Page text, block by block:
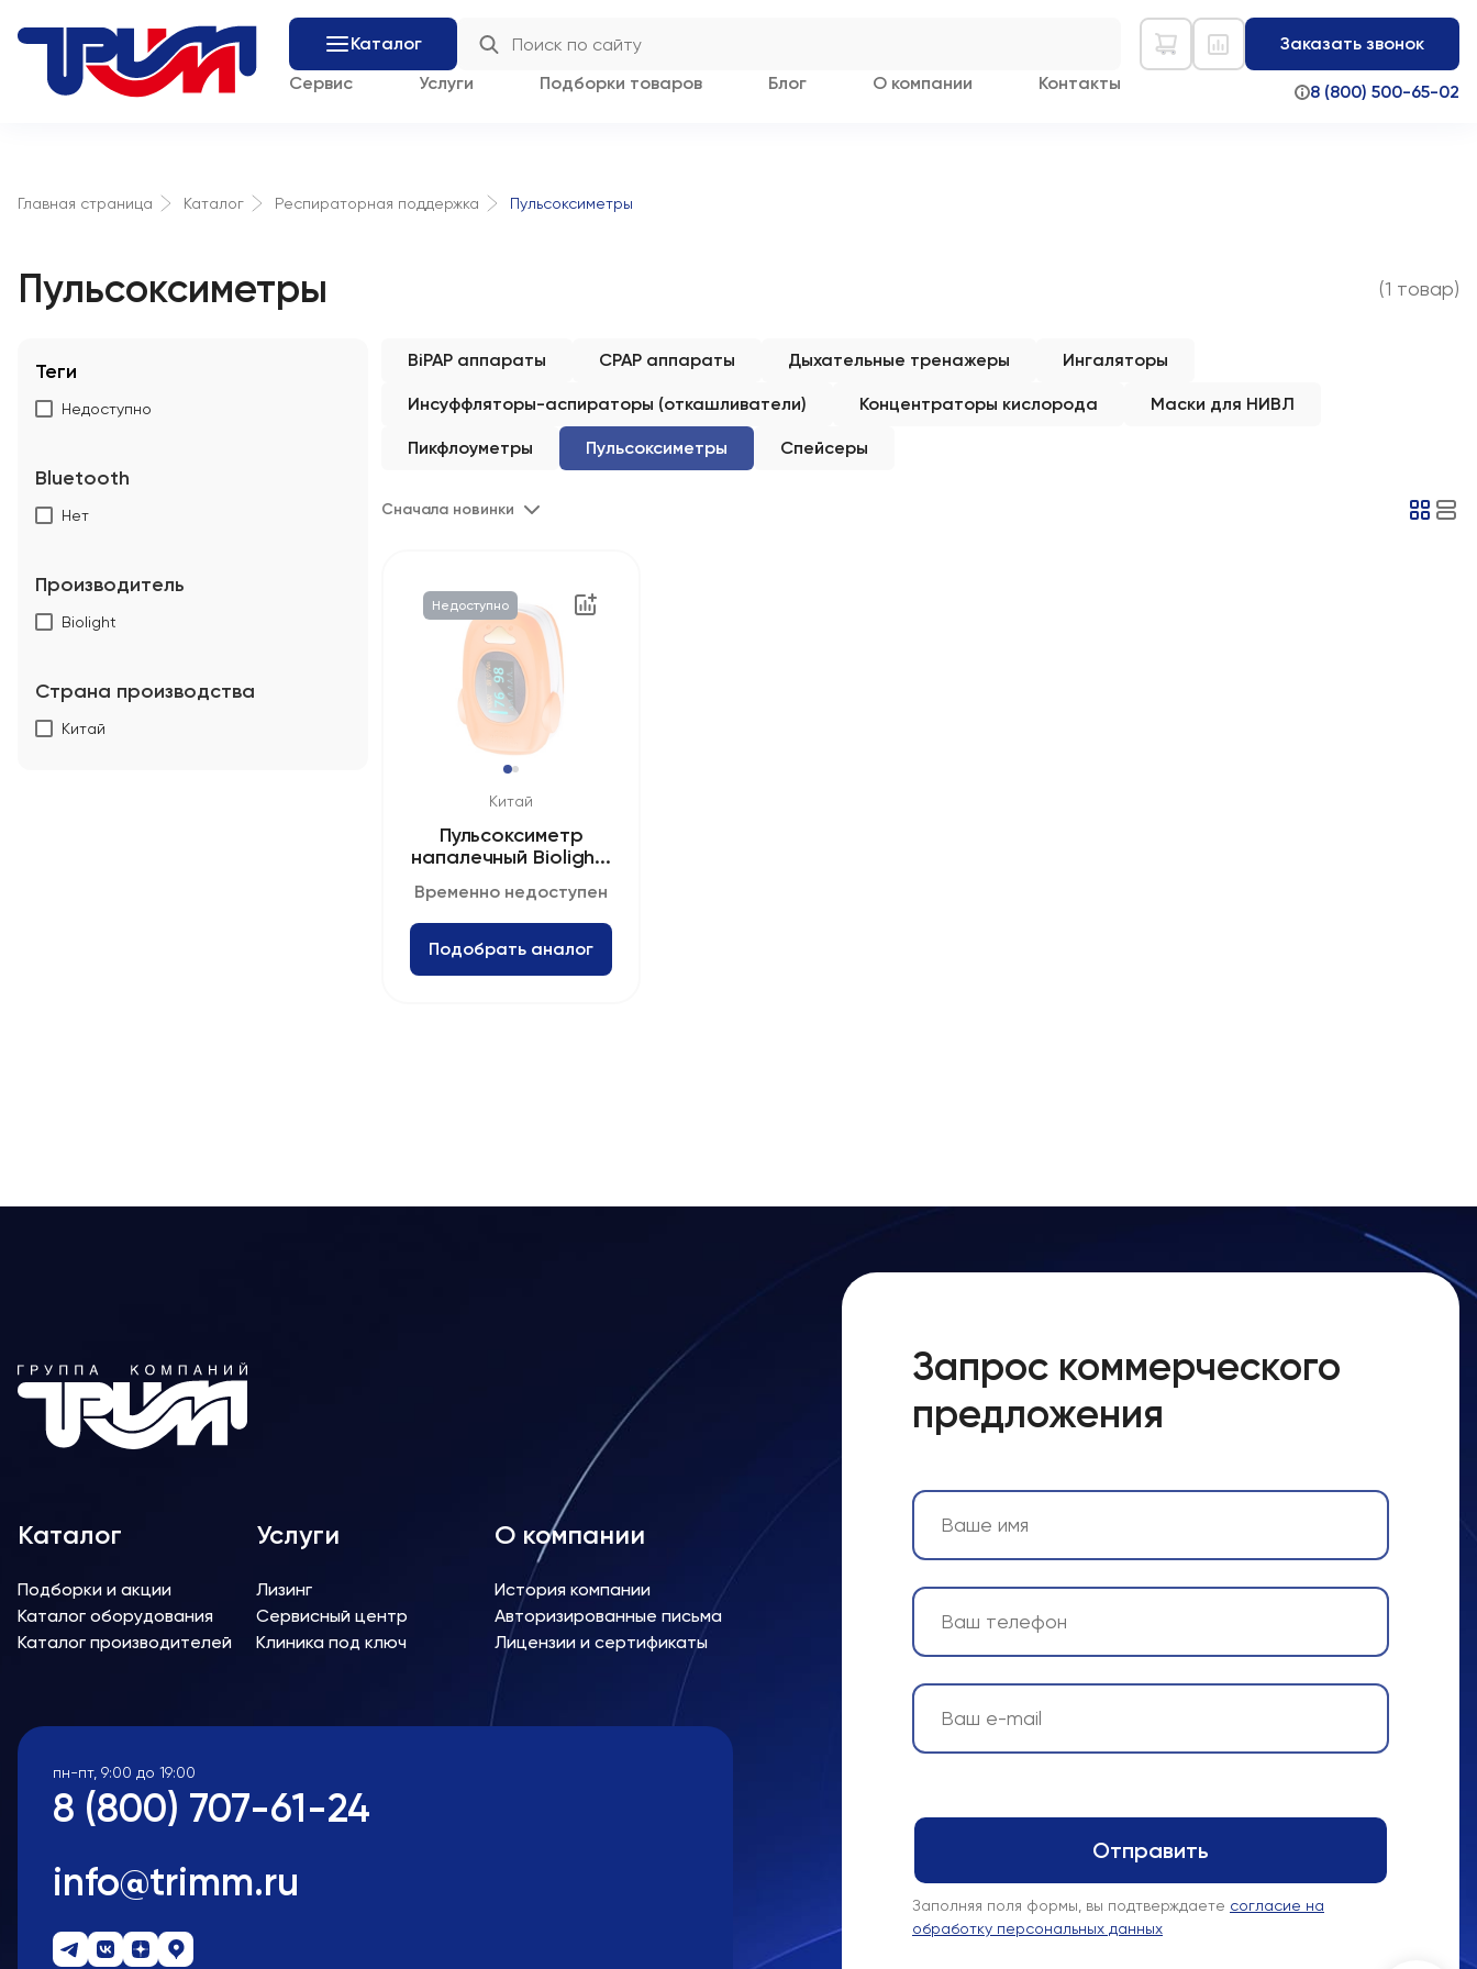
Каталог
Сервис
Услуги Подборки товаров Блог О компании Контакты
Заказать звонок
8 (800) 500-65-02
Главная страница Каталог Респираторная поддержка Пульсоксиметры
Пульсоксиметры (1 товар)
Теги
Недоступно
Bluetooth
Нет
Производитель
Biolight
Страна производства
Китай
BiPAP аппараты CPAP аппараты Дыхательные тренажеры Ингаляторы
Инсуффляторы-аспираторы (откашливатели) Концентраторы кислорода Маски для НИВЛ
Пикфлоуметры Пульсоксиметры Спейсеры
Сначала новинки
Недоступно
Пульсоксиметр
напалечный Bioligh...
Китай
Временно недоступен
Подобрать аналог
Каталог
Подборки и акции
Каталог оборудования
Каталог производителей
Услуги
Лизинг
Сервисный центр
Клиника под ключ
О компании
История компании
Авторизированные письма
Лицензии и сертификаты
пн-пт, 9:00 до 19:00
8 (800) 707-61-24
info@trimm.ru
Запрос коммерческого
предложения
Заполняя поля формы, вы подтверждаете согласие на
обработку персональных данных